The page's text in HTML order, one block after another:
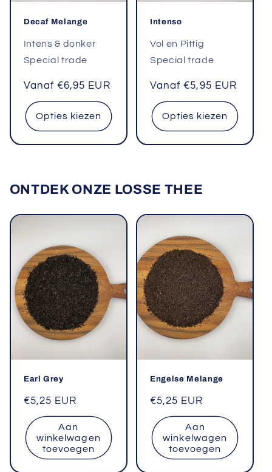
Decaf Melange
Intens & donker
Special trade
Normale
prijs
Vanaf €6,95 EUR
Opties kiezen
Intenso
Vol en Pittig
Special trade
Normale
prijs
Vanaf €5,95 EUR
Opties kiezen
ONTDEK ONZE LOSSE THEE
Earl Grey
Normale
prijs
€5,25 EUR
Aan
winkelwagen
toevoegen
Engelse Melange
Normale
prijs
€5,25 EUR
Aan
winkelwagen
toevoegen